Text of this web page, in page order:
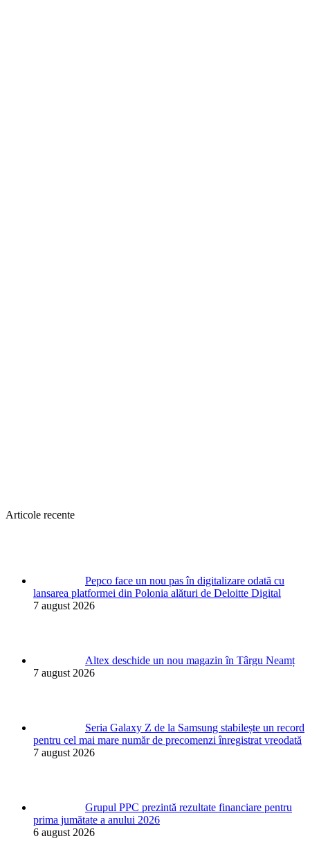
Articole recente
Pepco face un nou pas în digitalizare odată cu
lansarea platformei din Polonia alături de Deloitte Digital
7 august 2026
Altex deschide un nou magazin în Târgu Neamț
7 august 2026
Seria Galaxy Z de la Samsung stabilește un record
pentru cel mai mare număr de precomenzi înregistrat vreodată
7 august 2026
Grupul PPC prezintă rezultate financiare pentru
prima jumătate a anului 2026
6 august 2026